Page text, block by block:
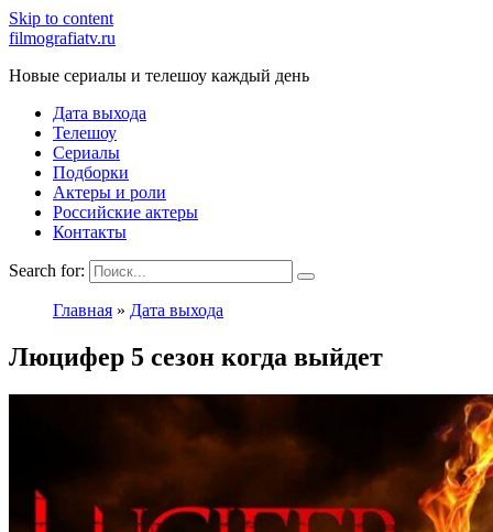
Skip to content
filmografiatv.ru
Новые сериалы и телешоу каждый день
Дата выхода
Телешоу
Сериалы
Подборки
Актеры и роли
Российские актеры
Контакты
Search for:
Главная » Дата выхода
Люцифер 5 сезон когда выйдет